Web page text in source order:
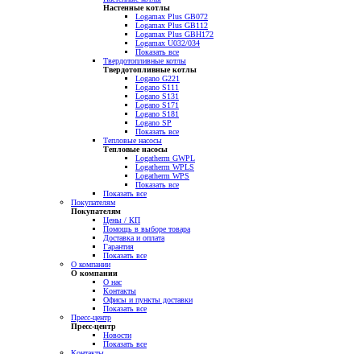
Настенные котлы
Logamax Plus GB072
Logamax Plus GB112
Logamax Plus GBH172
Logamax U032/034
Показать все
Твердотопливные котлы
Твердотопливные котлы
Logano G221
Logano S111
Logano S131
Logano S171
Logano S181
Logano SP
Показать все
Тепловые насосы
Тепловые насосы
Logatherm GWPL
Logatherm WPLS
Logatherm WPS
Показать все
Показать все
Покупателям
Покупателям
Цены / КП
Помощь в выборе товара
Доставка и оплата
Гарантия
Показать все
О компании
О компании
О нас
Контакты
Офисы и пункты доставки
Показать все
Пресс-центр
Пресс-центр
Новости
Показать все